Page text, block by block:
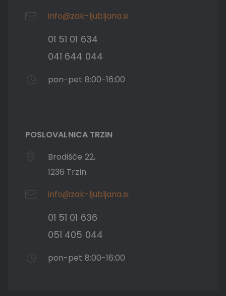
info@zak-ljubljana.si
01 51 01 634
041 644 044
pon-pet 8:00-16:00
POSLOVALNICA TRZIN
Brodišče 22,
1236 Trzin
info@zak-ljubljana.si
01 51 01 636
051 405 044
pon-pet 8:00-16:00